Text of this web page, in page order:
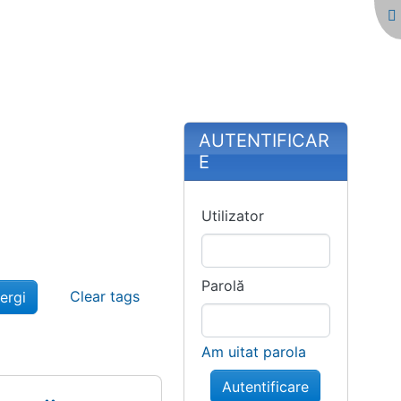
Clear tags
More content
AUTENTIFICAR
E
Utilizator
Parolă
Am uitat parola
Autentificare